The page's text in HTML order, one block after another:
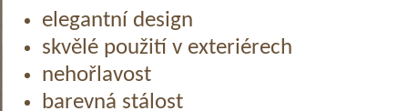
elegantní design
skvělé použití v exteriérech
nehořlavost
barevná stálost